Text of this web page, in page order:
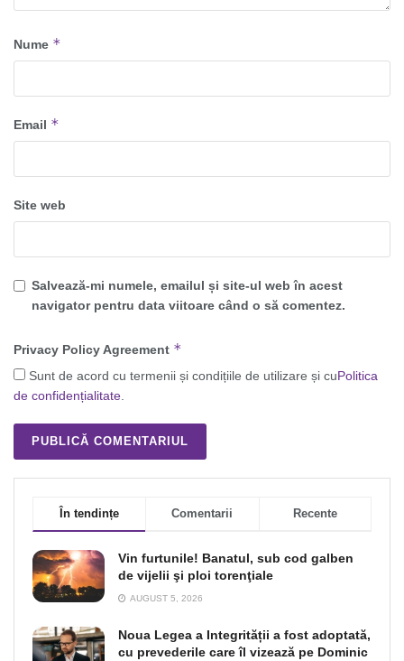
Nume *
Email *
Site web
Salvează-mi numele, emailul și site-ul web în acest
navigator pentru data viitoare când o să comentez.
Privacy Policy Agreement *
Sunt de acord cu termenii și condițiile de utilizare și cuPolitica
de confidențialitate.
În tendințe Comentarii Recente
Vin furtunile! Banatul, sub cod galben
de vijelii şi ploi torenţiale
AUGUST 5, 2026
Noua Legea a Integrității a fost adoptată,
cu prevederile care îl vizează pe Dominic